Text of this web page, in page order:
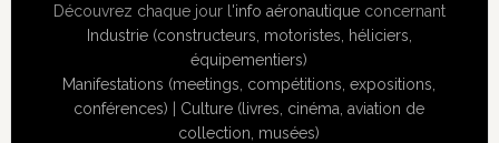
Découvrez chaque jour l'info aéronautiqueconcernant
Industrie (constructeurs, motoristes, héliciers,
équipementiers)
Manifestations (meetings, compétitions, expositions,
conférences)
Culture (livres, cinéma, aviation de
collection, musées)